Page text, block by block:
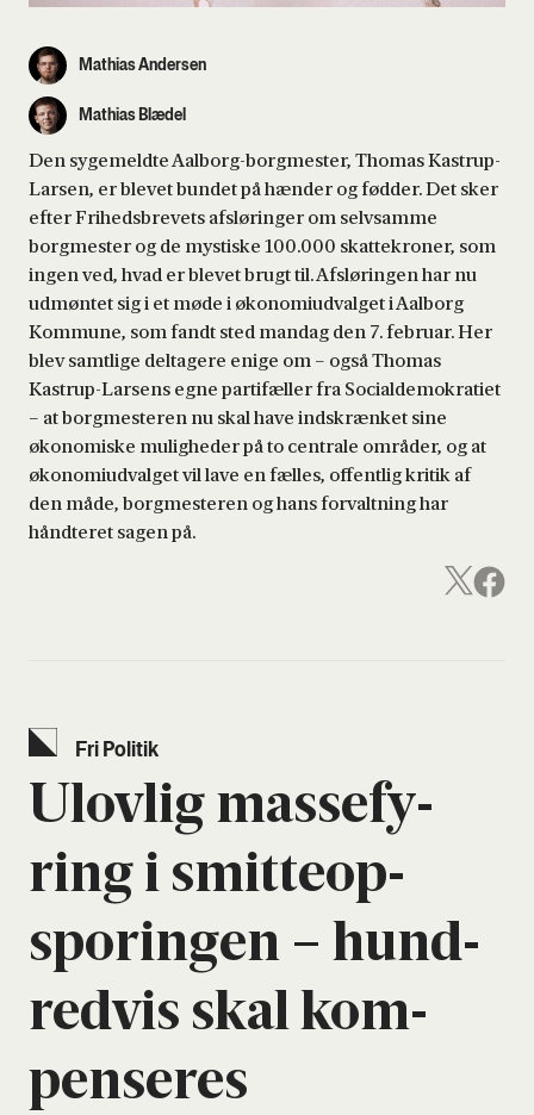
Mathias Andersen
Mathias Blædel
Den sygemeldte Aalborg-borgmester, Thomas Kastrup-
Larsen, er blevet bundet på hænder og fødder. Det sker
efter Frihedsbrevets afsløringer om selvsamme
borgmester og de mystiske 100.000 skattekroner, som
ingen ved, hvad er blevet brugt til. Afsløringen har nu
udmøntet sig i et møde i økonomiudvalget i Aalborg
Kommune, som fandt sted mandag den 7. februar. Her
blev samtlige deltagere enige om – også Thomas
Kastrup-Larsens egne partifæller fra Socialdemokratiet
– at borgmesteren nu skal have indskrænket sine
økonomiske muligheder på to centrale områder, og at
økonomiudvalget vil lave en fælles, offentlig kritik af
den måde, borgmesteren og hans forvaltning har
håndteret sagen på.
Fri Poli­tik
Ulov­lig mas­se­fy­
ring i smit­te­o­p­
spor­in­gen – hund­
red­vis skal kom­
pen­se­res